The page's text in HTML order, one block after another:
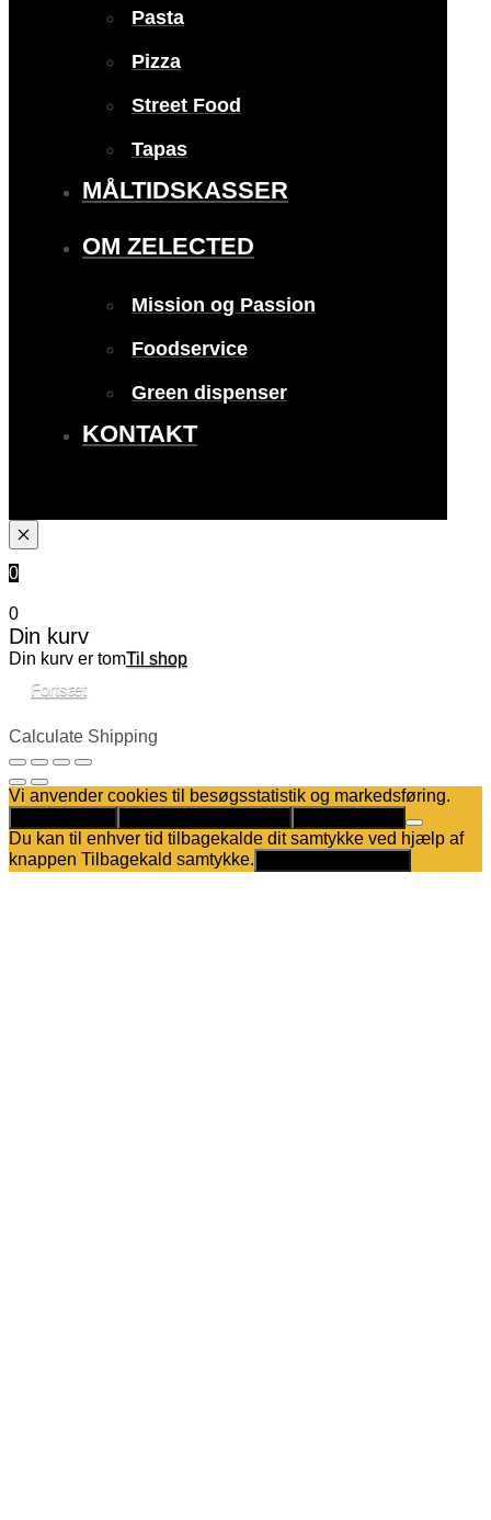
Pasta
Pizza
Street Food
Tapas
MÅLTIDSKASSER
OM ZELECTED
Mission og Passion
Foodservice
Green dispenser
KONTAKT
0
0
Din kurv
Din kurv er tomTil shop
Fortsæt
Calculate Shipping
Vi anvender cookies til besøgsstatistik og markedsføring.
Du kan til enhver tid tilbagekalde dit samtykke ved hjælp af
knappen Tilbagekald samtykke.